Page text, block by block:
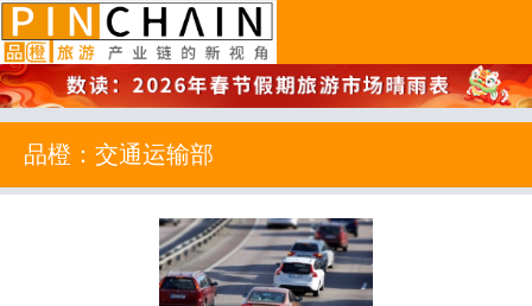
品橙旅游
品橙：交通运输部